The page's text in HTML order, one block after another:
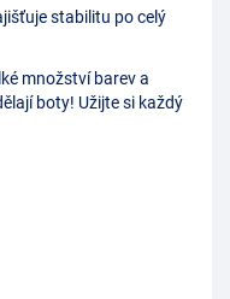
stabilitu po celý
množství barev a
boty! Užijte si každý